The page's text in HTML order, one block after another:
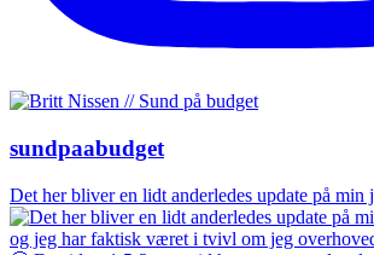
sundpaabudget
Det her bliver en lidt anderledes update på min j